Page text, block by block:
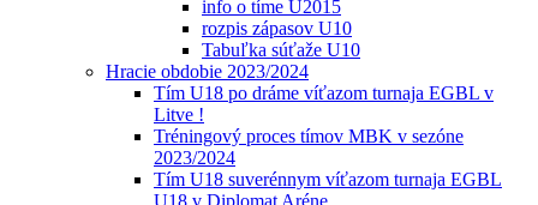
info o tíme U2015
rozpis zápasov U10
Tabuľka súťaže U10
Hracie obdobie 2023/2024
Tím U18 po dráme víťazom turnaja EGBL v
Litve !
Tréningový proces tímov MBK v sezóne
2023/2024
Tím U18 suverénnym víťazom turnaja EGBL
U18 v Diplomat Aréne